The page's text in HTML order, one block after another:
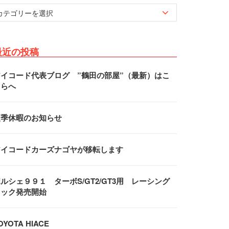
の投稿
コード代表ブログ ”鶴田の部屋”（最新）はこ
へ
休暇のお知らせ
コードカーズナゴヤが移転します
シェ９９１ ターボS/GT2/GT3用 レーシング
ク発売開始
HIACE